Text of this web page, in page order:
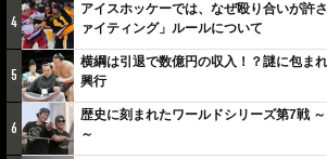
4
アイスホッケーでは、なぜ殴り合いが許
ァイティング」ルールについて
5
横綱は引退で数億円の収入！？謎に包ま
興行
6
歴史に刻まれたワールドシリーズ第7戦
～